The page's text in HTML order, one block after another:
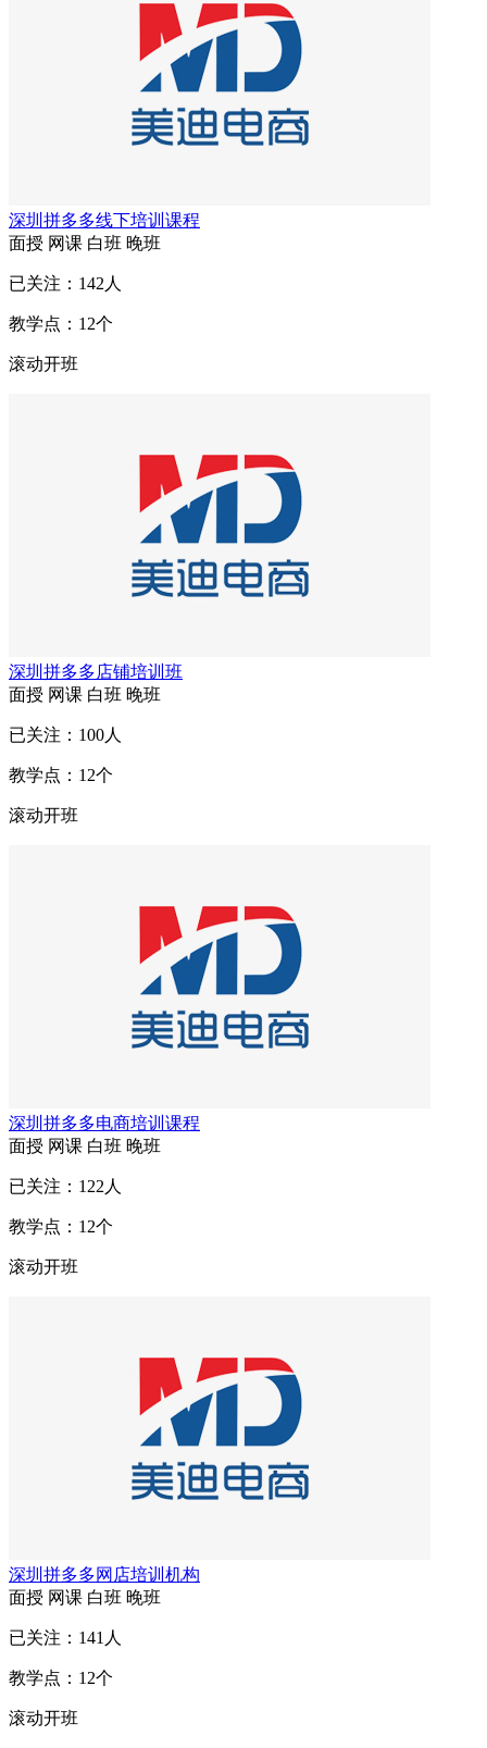
深圳拼多多线下培训课程
面授 网课 白班 晚班
已关注： 142 人
教学点： 12个
滚动开班
深圳拼多多店铺培训班
面授 网课 白班 晚班
已关注： 100人
教学点： 12个
滚动开班
深圳拼多多电商培训课程
面授 网课 白班 晚班
已关注： 122 人
教学点： 12个
滚动开班
深圳拼多多网店培训机构
面授 网课 白班 晚班
已关注： 141 人
教学点： 12个
滚动开班